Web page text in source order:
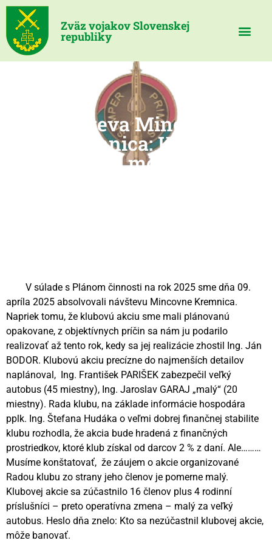
Zväz vojakov Slovenskej
republiky
Návšteva Mincovne
Kremnica: Kto sa
nezúčastnil môže banovať
V súlade s Plánom činnosti na rok 2025 sme dňa 09.
apríla 2025 absolvovali návštevu Mincovne Kremnica.
Napriek tomu, že klubovú akciu sme mali plánovanú
opakovane, z objektívnych príčin sa nám ju podarilo
realizovať až tento rok, kedy sa jej realizácie zhostil Ing. Ján
BODOR. Klubovú akciu precízne do najmenších detailov
naplánoval, Ing. František PARIŠEK zabezpečil veľký
autobus (45 miestny), Ing. Jaroslav GARAJ „malý“ (20
miestny). Rada klubu, na základe informácie hospodára
pplk. Ing. Štefana Hudáka o veľmi dobrej finančnej stabilite
klubu rozhodla, že akcia bude hradená z finančných
prostriedkov, ktoré klub získal od darcov 2 % z daní. Ale………
Musíme konštatovať, že záujem o akcie organizované
Radou klubu zo strany jeho členov je pomerne malý.
Klubovej akcie sa zúčastnilo 16 členov plus 4 rodinní
príslušníci – preto operatívna zmena – malý za veľký
autobus. Heslo dňa znelo: Kto sa nezúčastnil klubovej akcie,
môže banovať.